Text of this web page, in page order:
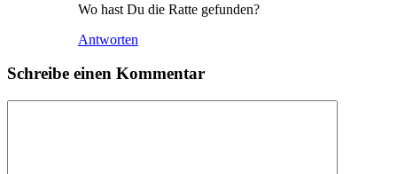
Wo hast Du die Ratte gefunden?
Antworten
Schreibe einen Kommentar